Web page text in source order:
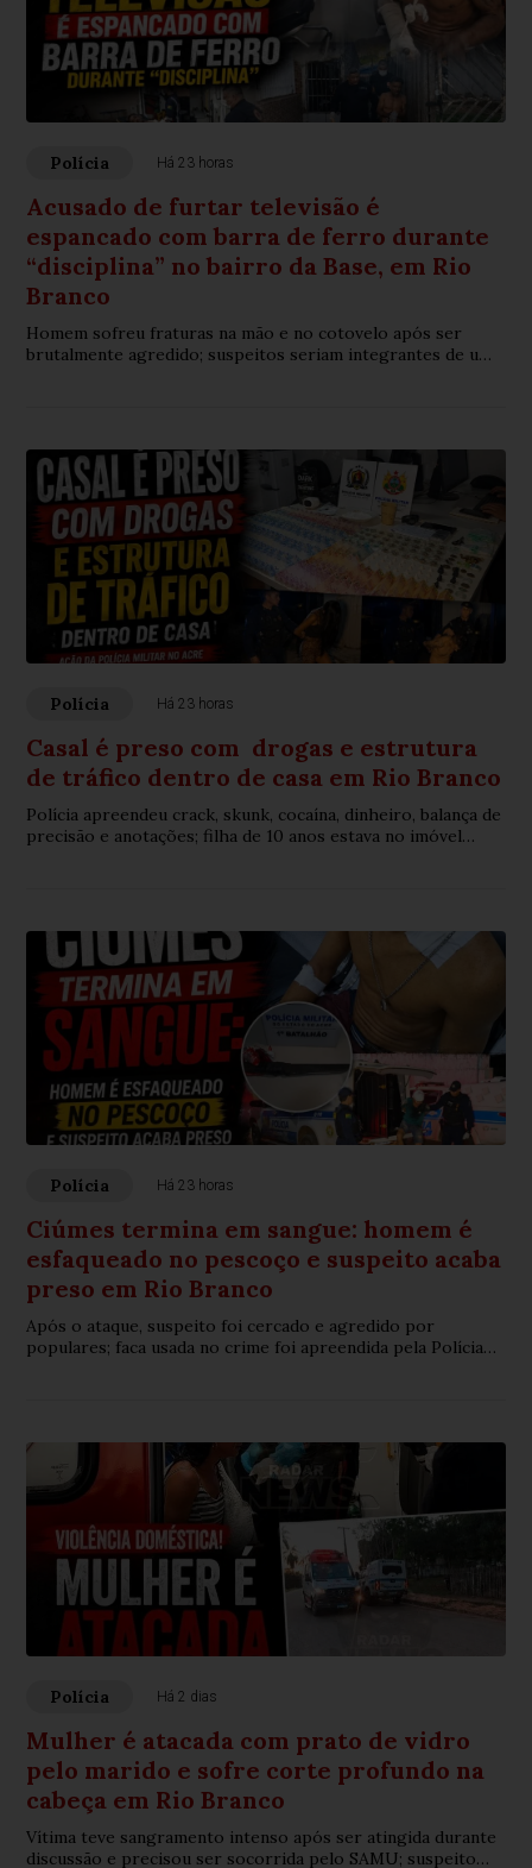
Polícia Há 23 horas
Acusado de furtar televisão é
espancado com barra de ferro durante
“disciplina” no bairro da Base, em Rio
Branco
Homem sofreu fraturas na mão e no cotovelo após ser
brutalmente agredido; suspeitos seriam integrantes de uma
Polícia Há 23 horas
Casal é preso com drogas e estrutura
de tráfico dentro de casa em Rio Branco
Polícia apreendeu crack, skunk, cocaína, dinheiro, balança de
precisão e anotações; filha de 10 anos estava no imóvel
Polícia Há 23 horas
Ciúmes termina em sangue: homem é
esfaqueado no pescoço e suspeito acaba
preso em Rio Branco
Após o ataque, suspeito foi cercado e agredido por
populares; faca usada no crime foi apreendida pela Polícia
Polícia Há 2 dias
Mulher é atacada com prato de vidro
pelo marido e sofre corte profundo na
cabeça em Rio Branco
Vítima teve sangramento intenso após ser atingida durante
discussão e precisou ser socorrida pelo SAMU; suspeito